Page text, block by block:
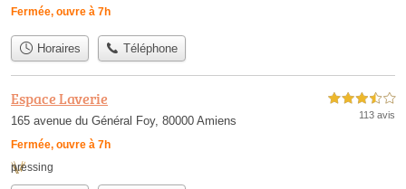
Fermée, ouvre à 7h
Horaires Téléphone
Espace Laverie
165 avenue du Général Foy, 80000 Amiens
Fermée, ouvre à 7h
3,5 étoiles sur 5
113 avis
pressing